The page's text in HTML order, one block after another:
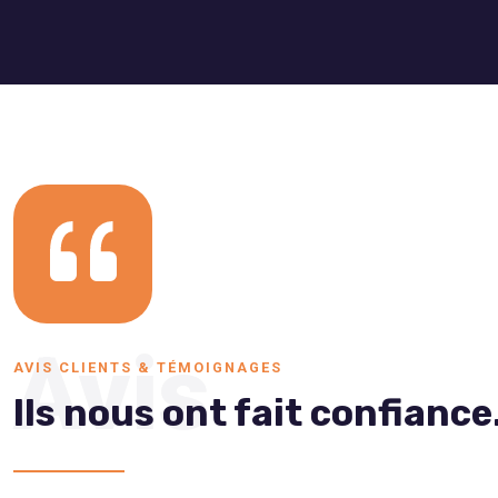
Avis
AVIS CLIENTS & TÉMOIGNAGES
Ils nous ont fait